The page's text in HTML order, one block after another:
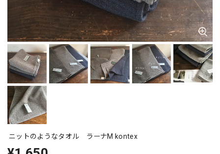
ニットのようなタオル ラーナM kontex